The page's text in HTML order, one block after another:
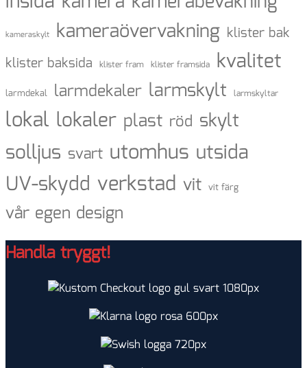
kameraskylt kameraövervakning klister bak
klister baksida klister fram klister framsida kvalitet
larmdekal larmdekaler larmskylt larmskyltar
lokal lokaler plast röd skylt
solljus svart utomhus utsida
UV-skydd verkstad vit vit färg
vår egen design
Handla tryggt!